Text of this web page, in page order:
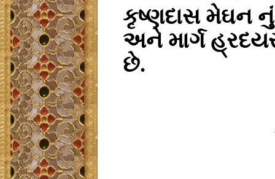
કૃષ્ણદાસ મેઘન
અને માર્ગ
છે.